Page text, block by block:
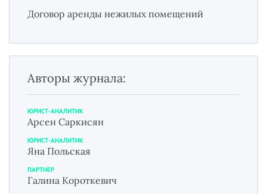
Договор аренды нежилых помещений
Авторы журнала:
ЮРИСТ-АНАЛИТИК
Арсен Саркисян
ЮРИСТ-АНАЛИТИК
Яна Польская
ПАРТНЕР
Галина Короткевич